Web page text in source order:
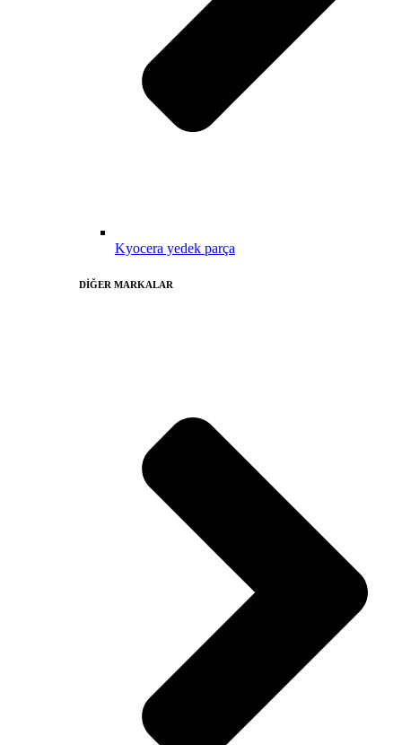
Kyocera yedek parça
DİĞER MARKALAR